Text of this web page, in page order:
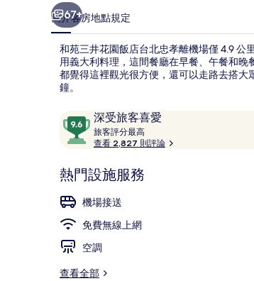
片
集
67+
簡介客房地點規定
和苑三井花園飯店台北忠孝離機場僅 4.9 公
用義大利料理，這間餐廳在早餐、午餐和晚
都覺得這裡觀光很方便，還可以走路去搭大
鐘。
評
論
深受旅客喜愛
9.6
分，
滿
10，
深
受
旅
客
喜
愛
旅客評分最高
客
查看 2,827 則評論
熱門設施服務
機場接送
免費無線上網
空調
查看全部